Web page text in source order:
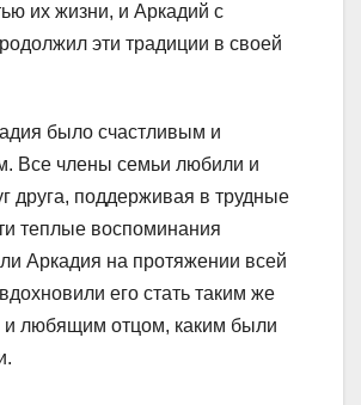
их жизни, и Аркадий с
эти традиции в своей
было счастливым и
Все члены семьи любили и
друга, поддерживая в трудные
теплые воспоминания
Аркадия на протяжении всей
его стать таким же
и любящим отцом, каким были